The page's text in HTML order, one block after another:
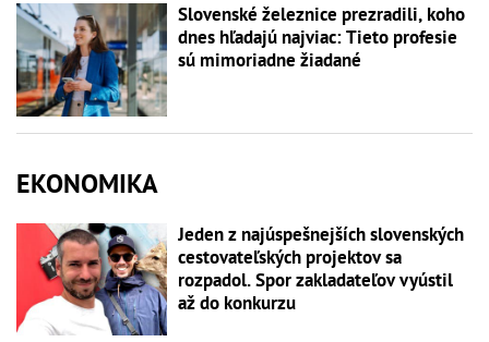
Slovenské železnice prezradili, koho
dnes hľadajú najviac: Tieto profesie
sú mimoriadne žiadané
EKONOMIKA
Jeden z najúspešnejších slovenských
cestovateľských projektov sa
rozpadol. Spor zakladateľov vyústil
až do konkurzu